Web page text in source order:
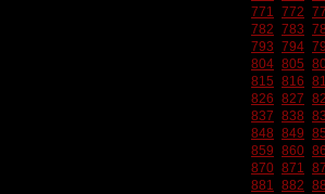
771 772
782 783
793 794
804 805
815 816
826 827
837 838
848 849
859 860
870 871
881 882